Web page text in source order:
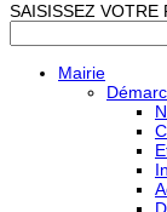
SAISISSEZ VOTRE
Mairie